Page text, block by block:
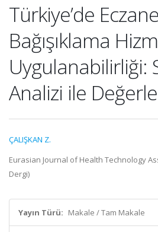
Türkiye’de
Bağışıklama
Uygulanabilirliği:
Analizi ile
ÇALIŞKAN Z.
Eurasian Journal of Health Technology
Dergi)
Yayın Türü: Makale / Tam Makale